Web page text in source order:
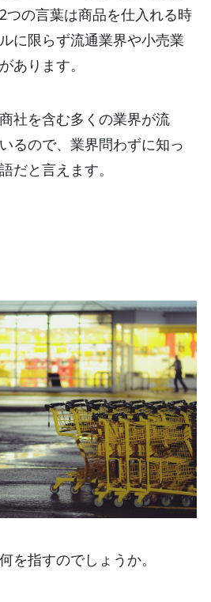
つの言葉は商品を仕入れる時
に限らず流通業界や小売業
あります。
社を含む多くの業界が流
るので、業界問わずに知っ
だと言えます。
を指すのでしょうか。